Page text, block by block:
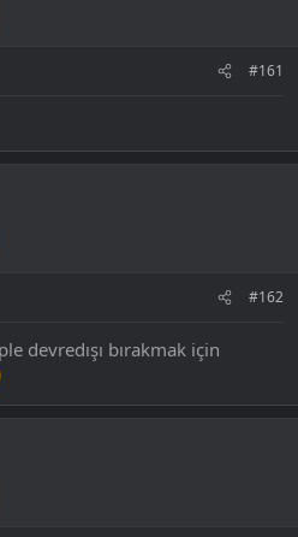
#161
#162
devredışı bırakmak için